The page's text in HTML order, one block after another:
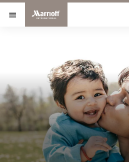
Ir al contenido
Abrir el menú
Marriott International